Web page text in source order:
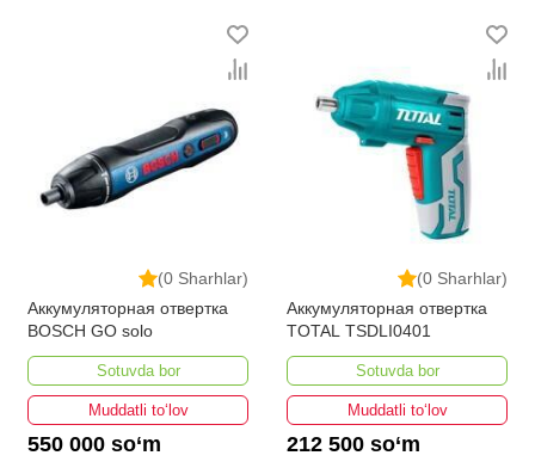
(0 Sharhlar)
Аккумуляторная отвертка
BOSCH GO solo
Sotuvda bor
Muddatli to‘lov
550 000 so‘m
(0 Sharhlar)
Аккумуляторная отвертка
TOTAL TSDLI0401
Sotuvda bor
Muddatli to‘lov
212 500 so‘m